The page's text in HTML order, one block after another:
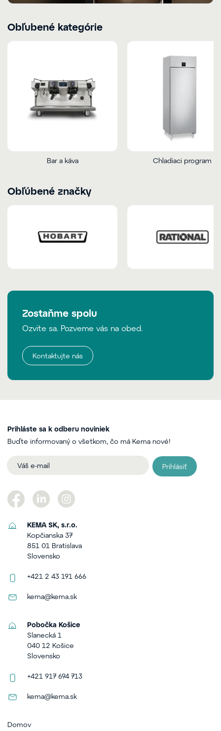
Obľubené kategórie
Bar a káva Chladiaci program
Obľúbené značky
Zostaňme spolu
Ozvite sa. Pozveme vás na obed.
Kontaktujte nás
Prihláste sa k odberu noviniek
Buďte informovaný o všetkom, čo má Kema nové!
Prihlásiť
KEMA SK, s.r.o.
Kopčianska 37
851 01 Bratislava
Slovensko
+421 2 43 191 666
kema@kema.sk
Pobočka Košice
Slanecká 1
040 12 Košice
Slovensko
+421 917 694 713
kema@kema.sk
Domov